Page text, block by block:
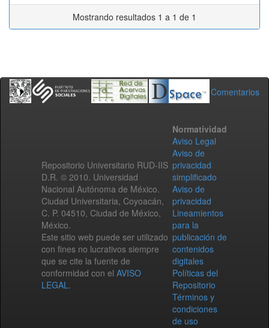
Mostrando resultados 1 a 1 de 1
Comentarios
Repositorio Universitario RUD-IIS
D.R. © 2010. Universidad
Nacional Autónoma de México.
Ciudad Universitaria, Coyoacán,
C. P. 04510, Ciudad de México,
México.
Este sitio web puede ser utilizado
con fines no lucrativos siempre
que se cite la fuente de
conformidad con el AVISO
LEGAL.
Normatividad
Aviso Legal
Aviso de
privacidad
simplificado
Aviso de
privacidad
Lineamientos
para la
publicación de
contenidos
digitales
Políticas del
Repositorio
Términos y
condiciones
de uso